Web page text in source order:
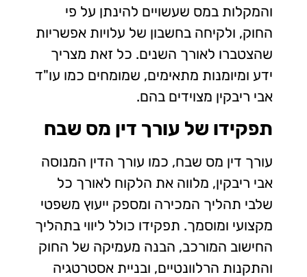
והמקלות במס שעשויים להינתן על פי
החוק, ולקיחה בחשבון של עלויות אפשריות
שהצטברו לאורך השנים. כל זאת מצריך
ידע ומיומנות מתאימים, שמומחים כמו עו"ד
אבי ריבקין מצוידים בהם.
תפקידו של עורך דין מס שבח
עורך דין מס שבח, כמו עורך הדין המנוסה
אבי ריבקין, מלווה את הלקוח לאורך כל
שלבי תהליך המכירה ומספק ייעוץ משפטי
מקצועי ומוסמך. תפקידו כולל ליווי בתהליך
החישוב המורכב, הבנה מעמיקה של החוק
והתקנות הרלוונטיים, ובניית אסטרטגיה